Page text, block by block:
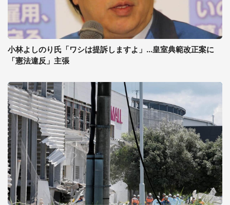
小林よしのり氏「ワシは提訴しますよ」...皇室典範改正案に
「憲法違反」主張